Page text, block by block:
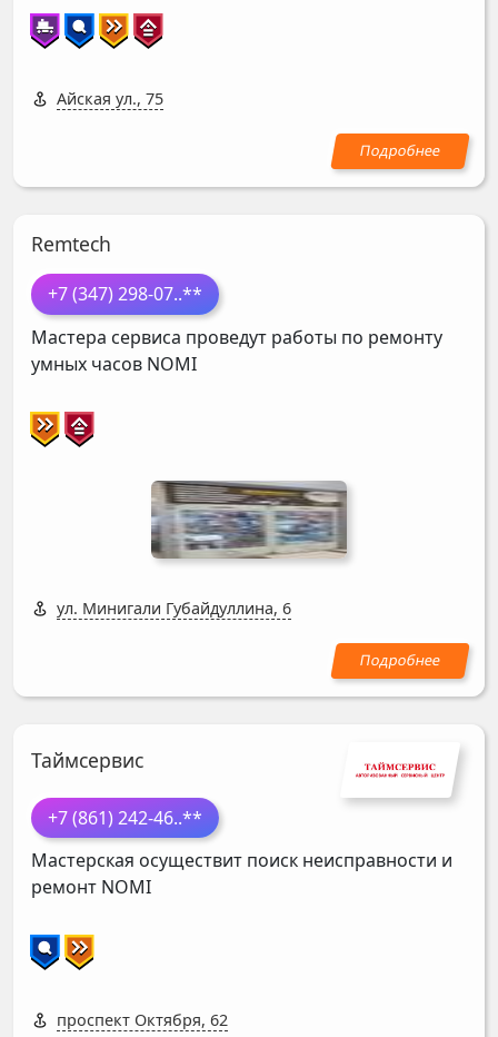
Айская ул., 75
Remtech
+7 (347) 298-07..**
Мастера сервиса проведут работы по ремонту
умных часов NOMI
ул. Минигали Губайдуллина, 6
Таймсервис
+7 (861) 242-46..**
Мастерская осуществит поиск неисправности и
ремонт NOMI
проспект Октября, 62